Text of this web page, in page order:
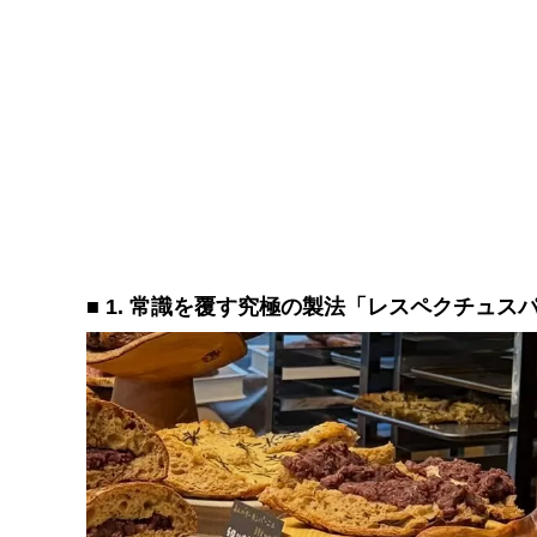
■ 1. 常識を覆す究極の製法「レスペクチュス